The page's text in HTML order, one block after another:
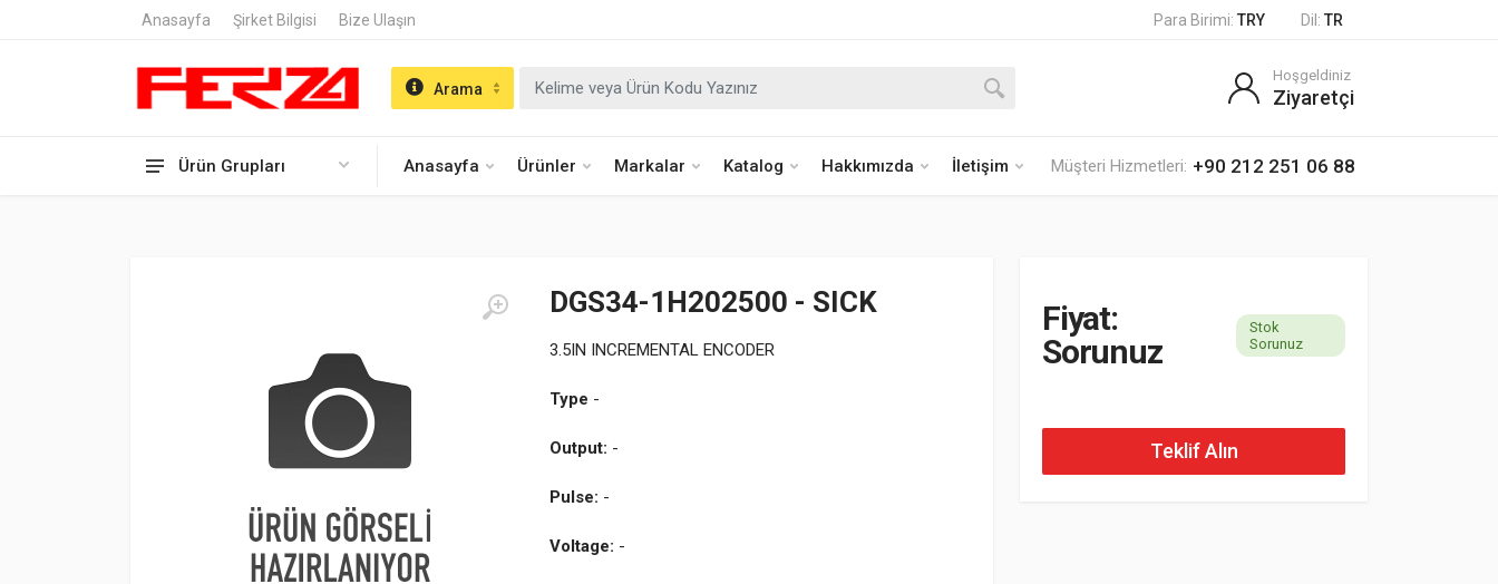
Anasayfa Şirket Bilgisi Bize Ulaşın Para Birimi: TRY Dil: TR
Ürün Grupları Anasayfa Ürünler Markalar Katalog Hakkımızda İletişim Müşteri Hizmetleri: +90 212 251 06 88
Arama
Hoşgeldiniz
Ziyaretçi
DGS34-1H202500 - SICK
3.5IN INCREMENTAL ENCODER
Type -
Output: -
Pulse: -
Voltage: -
Fiyat:
Sorunuz
Stok
Sorunuz
Teklif Alın